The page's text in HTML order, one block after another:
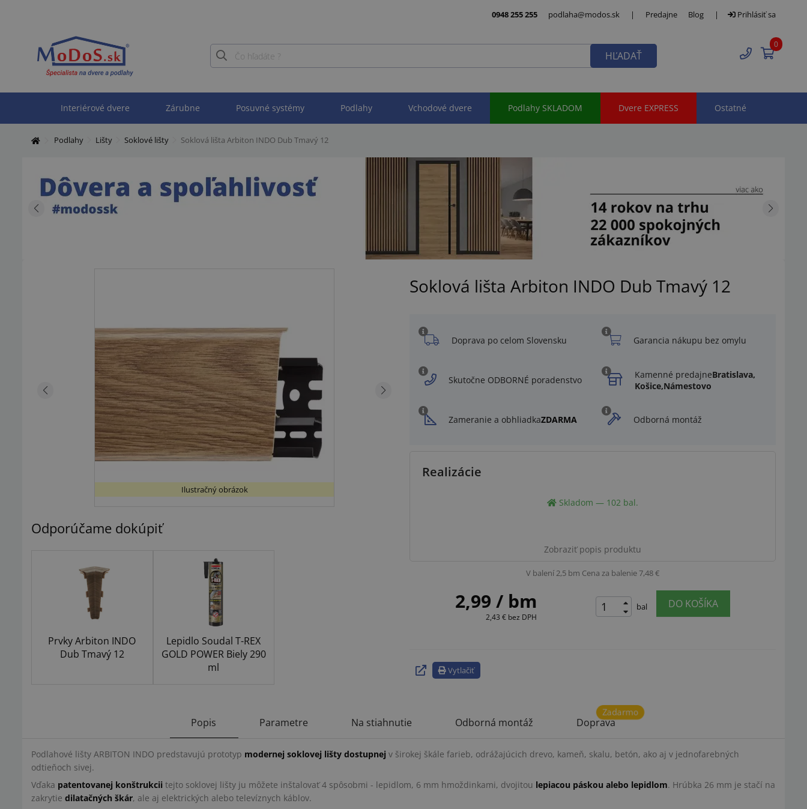
0948 255 255 podlaha@modos.sk | Predajne Blog | Prihlásiť sa
HĽADAŤ
0
Interiérové dvere Zárubne Posuvné systémy Podlahy Vchodové dvere Podlahy SKLADOM Dvere EXPRESS Ostatné
Podlahy Lišty Soklové lišty Soklová lišta Arbiton INDO Dub Tmavý 12
Ilustračný obrázok
Odporúčame dokúpiť
Prvky Arbiton INDO
Dub Tmavý 12
Lepidlo Soudal T-REX
GOLD POWER Biely 290
ml
Soklová lišta Arbiton INDO Dub Tmavý 12
Doprava po celom Slovensku Garancia nákupu bez omylu
Skutočne ODBORNÉ poradenstvo Kamenné predajneBratislava,
Košice,Námestovo
Zameranie a obhliadkaZDARMA Odborná montáž
Realizácie
Skladom — 102 bal.
Zobraziť popis produktu
V balení 2,5 bm Cena za balenie 7,48 €
2,99 / bm
2,43 € bez DPH
bal DO KOŠÍKA
Vytlačiť
Popis Parametre Na stiahnutie Odborná montáž
Zadarmo
Doprava
Podlahové lišty ARBITON INDO predstavujú prototyp modernej soklovej lišty dostupnej v širokej škále farieb, odrážajúcich drevo, kameň, skalu, betón, ako aj v jednofarebných
odtieňoch sivej.
Vďaka patentovanej konštrukcii tejto soklovej lišty ju môžete inštalovať 4 spôsobmi - lepidlom, 6 mm hmoždinkami, dvojitou lepiacou páskou alebo lepidlom. Hrúbka 26 mm je stačí na
zakrytie dilatačných škár, ale aj elektrických alebo televíznych káblov.